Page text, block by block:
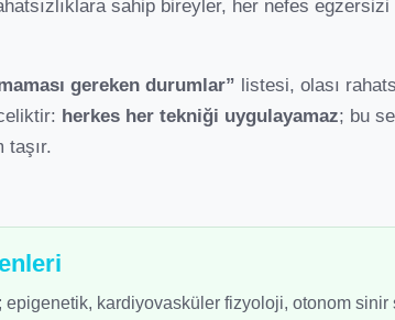
sahip bireyler, her nefes egzersizi
gereken durumlar” listesi, olası
herkes her tekniği uygulayamaz; bu
taşır.
kardiyovasküler fizyoloji, otonom sinir